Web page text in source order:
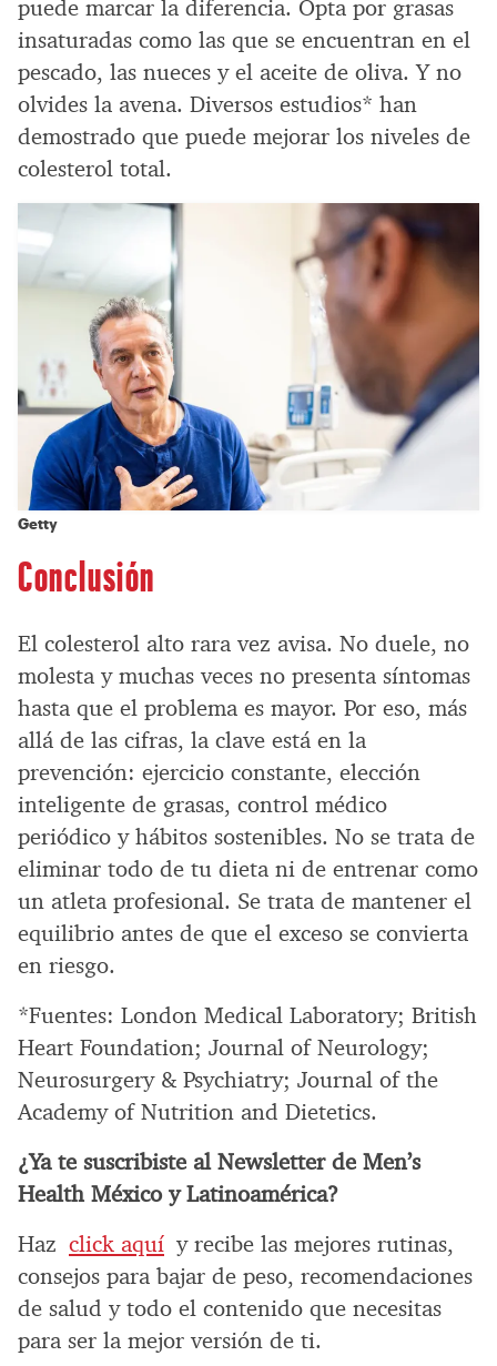
puede marcar la diferencia. Opta por grasas
insaturadas como las que se encuentran en el
pescado, las nueces y el aceite de oliva. Y no
olvides la avena. Diversos estudios* han
demostrado que puede mejorar los niveles de
colesterol total.
Getty
Conclusión
El colesterol alto rara vez avisa. No duele, no
molesta y muchas veces no presenta síntomas
hasta que el problema es mayor. Por eso, más
allá de las cifras, la clave está en la
prevención: ejercicio constante, elección
inteligente de grasas, control médico
periódico y hábitos sostenibles. No se trata de
eliminar todo de tu dieta ni de entrenar como
un atleta profesional. Se trata de mantener el
equilibrio antes de que el exceso se convierta
en riesgo.
*Fuentes: London Medical Laboratory; British
Heart Foundation; Journal of Neurology;
Neurosurgery & Psychiatry; Journal of the
Academy of Nutrition and Dietetics.
¿Ya te suscribiste al Newsletter de Men’s
Health México y Latinoamérica?
Haz click aquí y recibe las mejores rutinas,
consejos para bajar de peso, recomendaciones
de salud y todo el contenido que necesitas
para ser la mejor versión de ti.